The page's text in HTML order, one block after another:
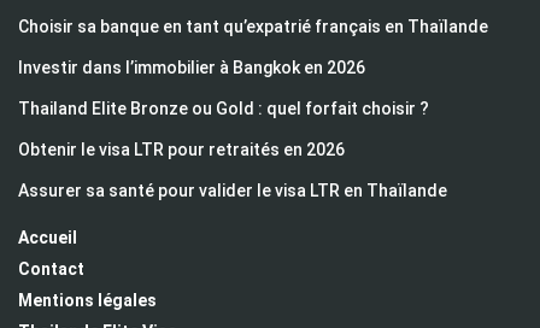
Choisir sa banque en tant qu’expatrié français en Thaïlande
Investir dans l’immobilier à Bangkok en 2026
Thailand Elite Bronze ou Gold : quel forfait choisir ?
Obtenir le visa LTR pour retraités en 2026
Assurer sa santé pour valider le visa LTR en Thaïlande
Accueil
Contact
Mentions légales